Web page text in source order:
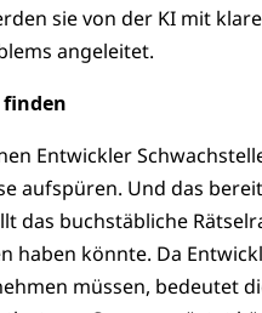
sie von der KI mit
angeleitet.
finden
Entwickler
aufspüren. Und das
das buchstäbliche
haben könnte. Da
müssen, bedeutet